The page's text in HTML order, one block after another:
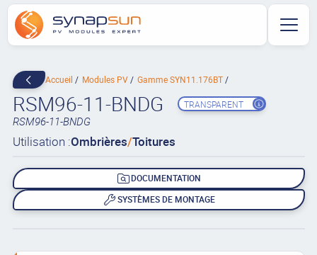
Accueil Modules PV Gamme SYN11.176BT
RSM96-11-BNDG TRANSPARENT
RSM96-11-BNDG
Utilisation :Ombrières/Toitures
DOCUMENTATION
SYSTÈMES DE MONTAGE